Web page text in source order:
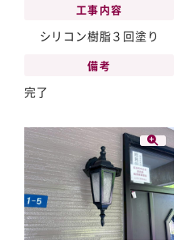
工事内容
シリコン樹脂３回塗り
備考
完了